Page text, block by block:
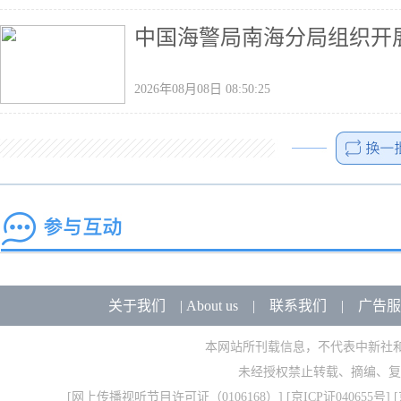
中国海警局南海分局组织
2026年08月08日 08:50:25
关于我们 | About us| 联系我们 | 广告
本网站所刊载信息，不代表中新社
未经授权禁止转载、摘编、
[ 网上传播视听节目许可证（0106168） ] [京ICP证040655号] [